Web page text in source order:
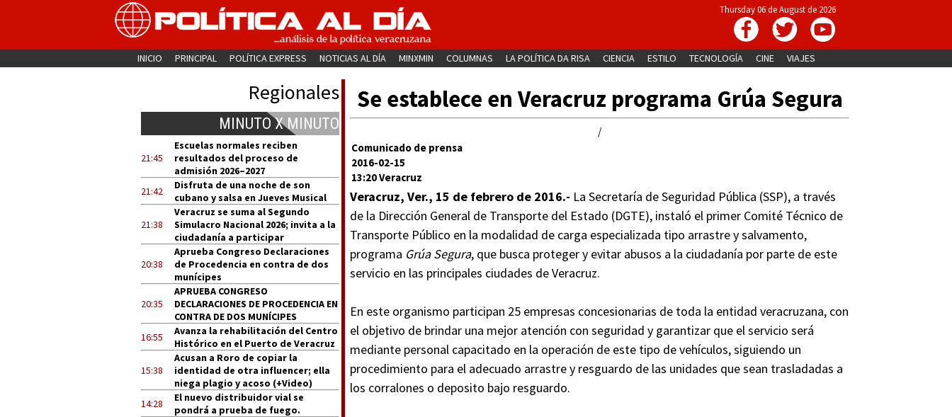
Thursday 06 de August de 2026
INICIO PRINCIPAL POLÍTICA EXPRESS NOTICIAS AL DÍA MINXMIN COLUMNAS LA POLÍTICA DA RISA CIENCIA ESTILO TECNOLOGÍA CINE VIAJES
Regionales
MINUTO X MINUTO
21:45
Escuelas normales reciben
resultados del proceso de
admisión 2026–2027
21:42
Disfruta de una noche de son
cubano y salsa en Jueves Musical
21:38
Veracruz se suma al Segundo
Simulacro Nacional 2026; invita a la
ciudadanía a participar
20:38
Aprueba Congreso Declaraciones
de Procedencia en contra de dos
munícipes
20:35
APRUEBA CONGRESO
DECLARACIONES DE PROCEDENCIA EN
CONTRA DE DOS MUNÍCIPES
16:55
Avanza la rehabilitación del Centro
Histórico en el Puerto de Veracruz
15:38
Acusan a Roro de copiar la
identidad de otra influencer; ella
niega plagio y acoso (+Video)
14:28
El nuevo distribuidor vial se
pondrá a prueba de fuego.
Se establece en Veracruz programa Grúa Segura
/
Comunicado de prensa
2016-02-15
13:20 Veracruz
Veracruz, Ver., 15 de febrero de 2016.- La Secretaría de Seguridad Pública (SSP), a través
de la Dirección General de Transporte del Estado (DGTE), instaló el primer Comité Técnico de
Transporte Público en la modalidad de carga especializada tipo arrastre y salvamento,
programa Grúa Segura, que busca proteger y evitar abusos a la ciudadanía por parte de este
servicio en las principales ciudades de Veracruz.
En este organismo participan 25 empresas concesionarias de toda la entidad veracruzana, con
el objetivo de brindar una mejor atención con seguridad y garantizar que el servicio será
mediante personal capacitado en la operación de este tipo de vehículos, siguiendo un
procedimiento para el adecuado arrastre y resguardo de las unidades que sean trasladadas a
los corralones o deposito bajo resguardo.